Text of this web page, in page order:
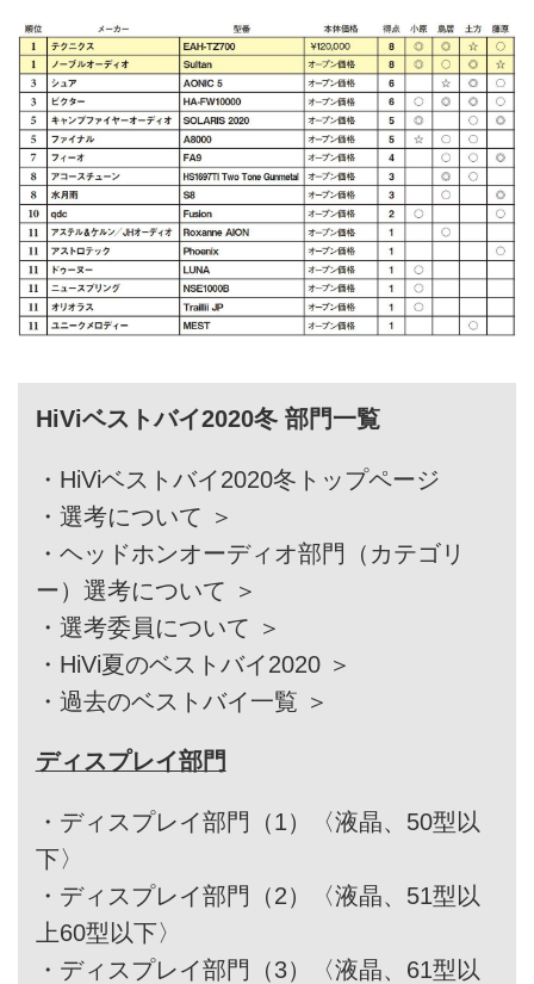
HiViベストバイ2020冬 部門一覧
・ HiViベストバイ2020冬トップページ
・ 選考について ＞
・ ヘッドホンオーディオ部門（カテゴリ
ー）選考について ＞
・ 選考委員について ＞
・ HiVi夏のベストバイ2020 ＞
・ 過去のベストバイ一覧 ＞
ディスプレイ部門
・ ディスプレイ部門（1）〈液晶、50型以
下〉
・ ディスプレイ部門（2）〈液晶、51型以
上60型以下〉
・ ディスプレイ部門（3）〈液晶、61型以